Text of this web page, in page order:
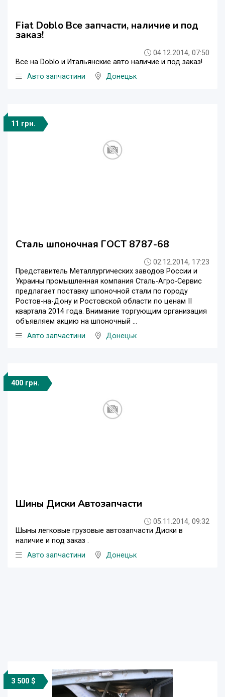
Fiat Doblo Все запчасти, наличие и под
заказ!
04.12.2014, 07:50
Все на Doblo и Итальянские авто наличие и под заказ!
Авто запчастини
Донецьк
11 грн.
Сталь шпоночная ГОСТ 8787-68
02.12.2014, 17:23
Представитель Металлургических заводов России и
Украины промышленная компания Сталь-Агро-Сервис
предлагает поставку шпоночной стали по городу
Ростов-на-Дону и Ростовской области по ценам II
квартала 2014 года. Внимание торгующим организация
объявляем акцию на шпоночный ...
Авто запчастини
Донецьк
400 грн.
Шины Диски Автозапчасти
05.11.2014, 09:32
Шыны легковые грузовые автозапчасти Диски в
наличие и под заказ .
Авто запчастини
Донецьк
3 500 $